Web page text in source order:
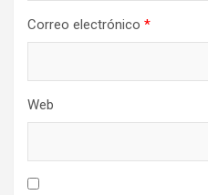
Correo electrónico *
Web